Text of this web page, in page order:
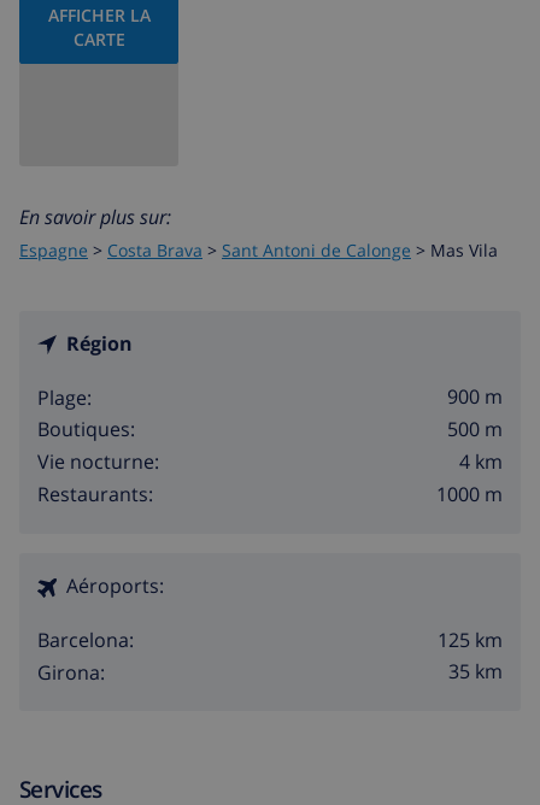
AFFICHER LA
CARTE
En savoir plus sur:
Espagne > Costa Brava > Sant Antoni de Calonge > Mas Vila
Région
Plage:
900 m
Boutiques:
500 m
Vie nocturne:
4 km
Restaurants:
1000 m
Aéroports:
Barcelona:
125 km
Girona:
35 km
Services